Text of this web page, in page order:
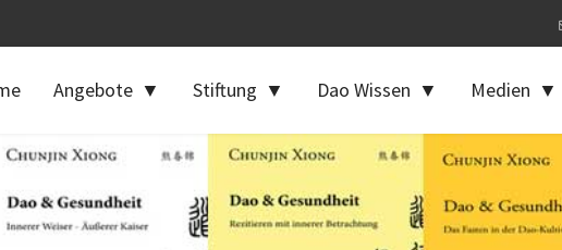
Angebote Stiftung Dao Wissen Medien